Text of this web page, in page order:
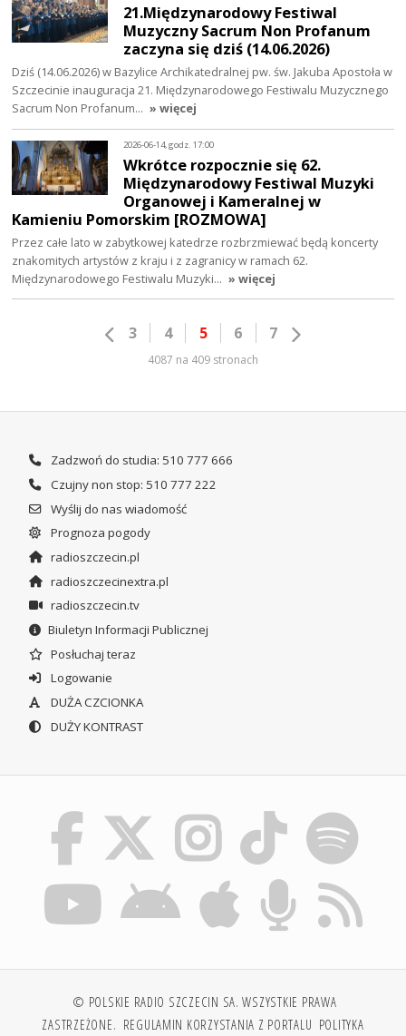
21.Międzynarodowy Festiwal
Muzyczny Sacrum Non Profanum
zaczyna się dziś (14.06.2026)
Dziś (14.06.2026) w Bazylice Archikatedralnej pw. św. Jakuba Apostoła w
Szczecinie inauguracja 21. Międzynarodowego Festiwalu Muzycznego
Sacrum Non Profanum… » więcej
2026-06-14, godz. 17:00
Wkrótce rozpocznie się 62.
Międzynarodowy Festiwal Muzyki
Organowej i Kameralnej w
Kamieniu Pomorskim [ROZMOWA]
Przez całe lato w zabytkowej katedrze rozbrzmiewać będą koncerty
znakomitych artystów z kraju i z zagranicy w ramach 62.
Międzynarodowego Festiwalu Muzyki… » więcej
3 4 5 6 7
4087 na 409 stronach
Zadzwoń do studia: 510 777 666
Czujny non stop: 510 777 222
Wyślij do nas wiadomość
Prognoza pogody
radioszczecin.pl
radioszczecinextra.pl
radioszczecin.tv
Biuletyn Informacji Publicznej
Posłuchaj teraz
Logowanie
DUŻA CZCIONKA
DUŻY KONTRAST
© POLSKIE RADIO SZCZECIN SA. WSZYSTKIE PRAWA
ZASTRZEŻONE. REGULAMIN KORZYSTANIA Z PORTALU POLITYKA